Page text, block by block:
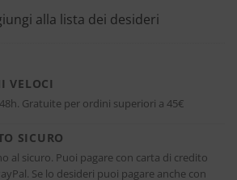
alla lista dei desideri
VELOCI
Gratuite per ordini superiori a 45€
SICURO
al sicuro. Puoi pagare con carta di credito
Se lo desideri puoi pagare anche con